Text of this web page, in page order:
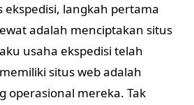
langkah pertama
adalah menciptakan situs
usaha ekspedisi telah
situs web adalah
operasional mereka. Tak